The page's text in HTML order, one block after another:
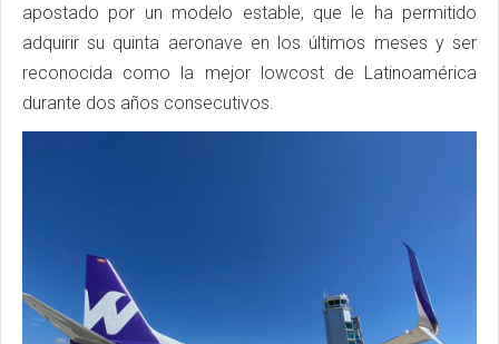
apostado por un modelo estable, que le ha permitido
adquirir su quinta aeronave en los últimos meses y ser
reconocida como la mejor lowcost de Latinoamérica
durante dos años consecutivos.